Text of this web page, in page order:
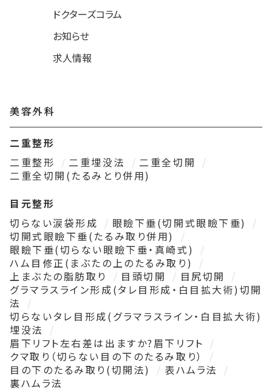
ドクターズコラム
お知らせ
求人情報
美容外科
二重整形
二重整形
二重埋没法
二重全切開
二重全切開(たるみとり併用)
目元整形
切らない涙袋形成
眼瞼下垂(切開式眼瞼下垂)
切開式眼瞼下垂(たるみ取り併用)
眼瞼下垂(切らない眼瞼下垂・真崎式)
ハム目修正(まぶたの上のたるみ取り)
上まぶたの脂肪取り
目頭切開
目尻切開
グラマラスライン形成(タレ目形成・白目拡大術)切開
法
切らないタレ目形成(グラマラスライン・白目拡大術)
埋没法
眉下リフト左右差は出ますか?眉下リフト
クマ取り（切らない目の下のたるみ取り）
目の下のたるみ取り(切開法)
表ハムラ法
裏ハムラ法